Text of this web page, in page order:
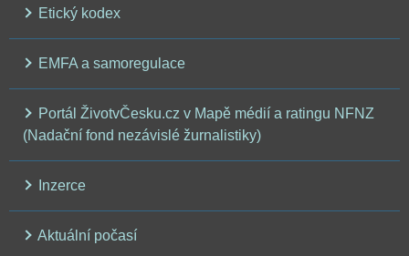
Etický kodex
EMFA a samoregulace
Portál ŽivotvČesku.cz v Mapě médií a ratingu NFNZ
(Nadační fond nezávislé žurnalistiky)
Inzerce
Aktuální počasí